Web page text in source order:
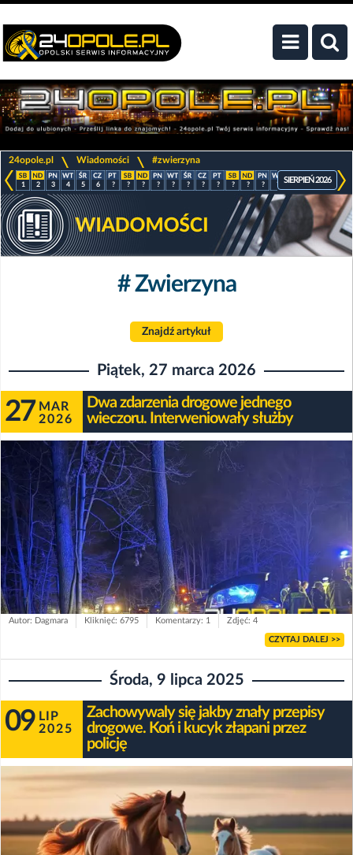
24opole.pl Wiadomości #zwierzyna
1 2 3 4 5 6 ? ? ? ? ? ? ? ? ? ? ? ? ? ? ?
SIERPIEŃ 2026
# Zwierzyna
Znajdź artykuł
Piątek, 27 marca 2026
27 MAR
2026
Dwa zdarzenia drogowe jednego
wieczoru. Interweniowały służby
Autor: Dagmara Kliknięć: 6795 Komentarzy: 1 Zdjęć: 4
CZYTAJ DALEJ >>
Środa, 9 lipca 2025
09 LIP
2025
Zachowywaly się jakby znały przepisy
drogowe. Koń i kucyk złapani przez
policję